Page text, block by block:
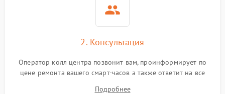
2. Консультация
Оператор колл центра позвонит вам, проинформирует по
цене ремонта вашего смарт-часов а также ответит на все
Подробнее